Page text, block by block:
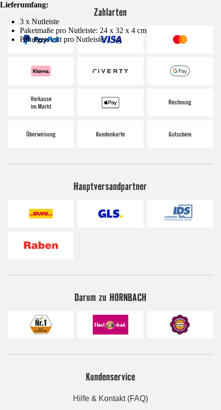
Lieferumfang:
3 x Nutleiste
Paketmaße pro Nutleiste: 24 x 32 x 4 cm
Paketgewicht pro Nutleiste: 1 kg
Zahlarten
Hauptversandpartner
Darum zu HORNBACH
Kundenservice
Hilfe & Kontakt (FAQ)